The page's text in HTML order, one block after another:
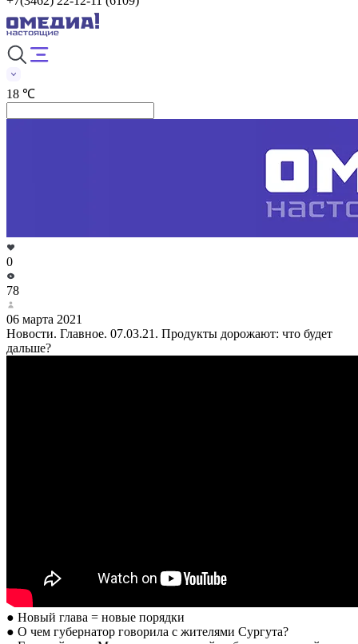
18 ℃
0
78
06 марта 2021
Новости. Главное. 07.03.21. Продукты дорожают: что будет
дальше?
● Новый глава = новые порядки
● О чем губернатор говорила с жителями Сургута?